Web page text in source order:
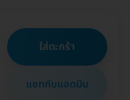
ใส่ตะกร้า
แชทกับแอดมิน